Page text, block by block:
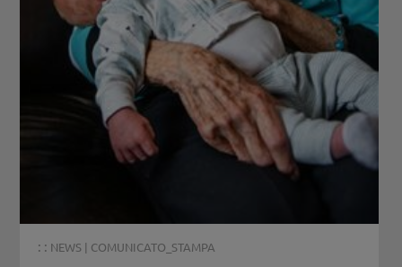
: : NEWS | COMUNICATO_STAMPA